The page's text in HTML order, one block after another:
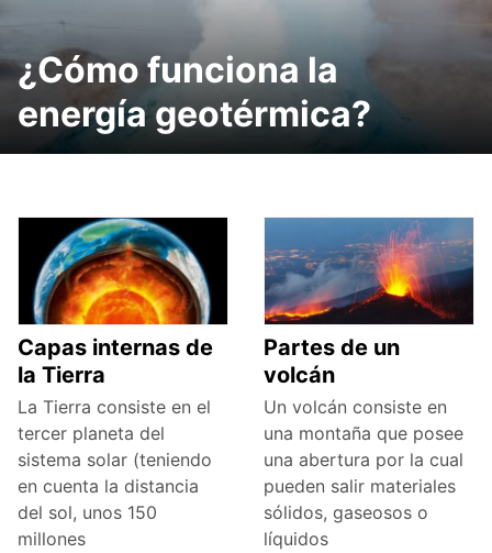
¿Cómo funciona la
energía geotérmica?
Capas internas de
la Tierra
La Tierra consiste en el
tercer planeta del
sistema solar (teniendo
en cuenta la distancia
del sol, unos 150
millones
Partes de un
volcán
Un volcán consiste en
una montaña que posee
una abertura por la cual
pueden salir materiales
sólidos, gaseosos o
líquidos